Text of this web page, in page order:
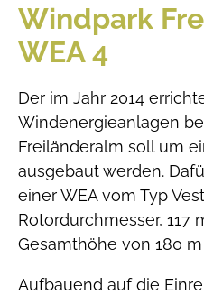
Jobs
Download
Kontakt
Windpark
WEA 4
Der im Jahr 2014
Windenergieanlagen
Freiländeralm soll um
ausgebaut werden.
einer WEA vom Typ
Rotordurchmesser, 117
Gesamthöhe von 180
Aufbauend auf die